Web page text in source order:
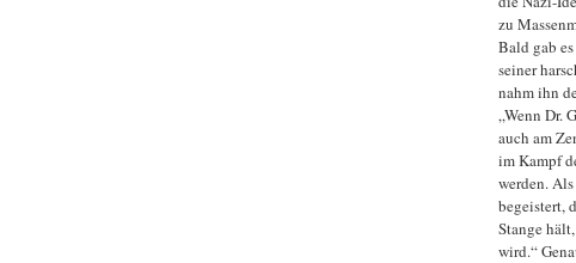
zu
Bald gab
seiner
nahm ihn
„Wenn Dr.
auch am
im Kampf
werden.
begeistert,
Stange
wird.“